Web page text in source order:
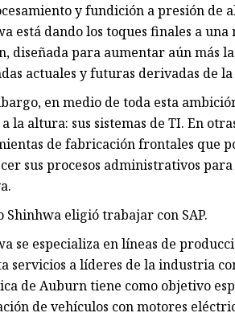
y fundición a presión de
está dando los toques finales a
diseñada para aumentar aún más
actuales y futuras derivadas de
en medio de toda esta
a la altura: sus sistemas de TI. En
de fabricación frontales que
sus procesos administrativos
Shinhwa eligió trabajar con SAP.
se especializa en líneas de
servicios a líderes de la industria
de Auburn tiene como objetivo
de vehículos con motores